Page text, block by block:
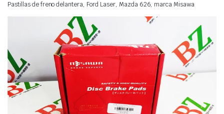
Pastillas de freno delantera, Ford Laser, Mazda 626, marca Misawa